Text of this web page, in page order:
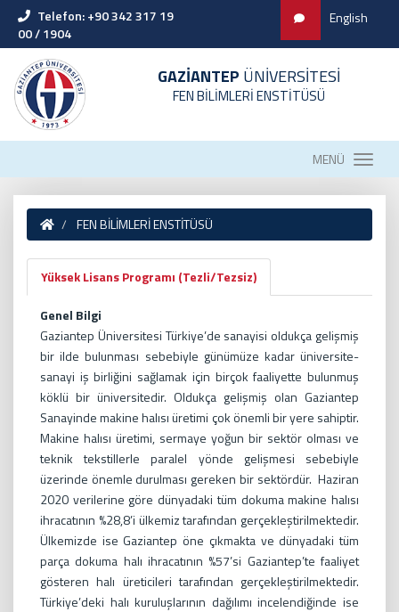
Telefon: +90 342 317 19
00 / 1904
English
GAZİANTEP ÜNİVERSİTESİ
FEN BİLİMLERİ ENSTİTÜSÜ
MENÜ
FEN BİLİMLERİ ENSTİTÜSÜ
Yüksek Lisans Programı (Tezli/Tezsiz)
Genel Bilgi
Gaziantep Üniversitesi Türkiye’de sanayisi oldukça gelişmiş
bir ilde bulunması sebebiyle günümüze kadar üniversite-
sanayi iş birliğini sağlamak için birçok faaliyette bulunmuş
köklü bir üniversitedir. Oldukça gelişmiş olan Gaziantep
Sanayinde makine halısı üretimi çok önemli bir yere sahiptir.
Makine halısı üretimi, sermaye yoğun bir sektör olması ve
teknik tekstillerle paralel yönde gelişmesi sebebiyle
üzerinde önemle durulması gereken bir sektördür. Haziran
2020 verilerine göre dünyadaki tüm dokuma makine halısı
ihracatının %28,8’i ülkemiz tarafından gerçekleştirilmektedir.
Ülkemizde ise Gaziantep öne çıkmakta ve dünyadaki tüm
parça dokuma halı ihracatının %57’si Gaziantep’te faaliyet
gösteren halı üreticileri tarafından gerçekleştirilmektedir.
Türkiye’deki halı kuruluşlarının dağılımı incelendiğinde ise